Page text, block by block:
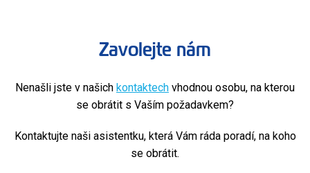
Zavolejte nám
Nenašli jste v našich kontaktech vhodnou osobu, na kterou
se obrátit s Vaším požadavkem?
Kontaktujte naši asistentku, která Vám ráda poradí, na koho
se obrátit.